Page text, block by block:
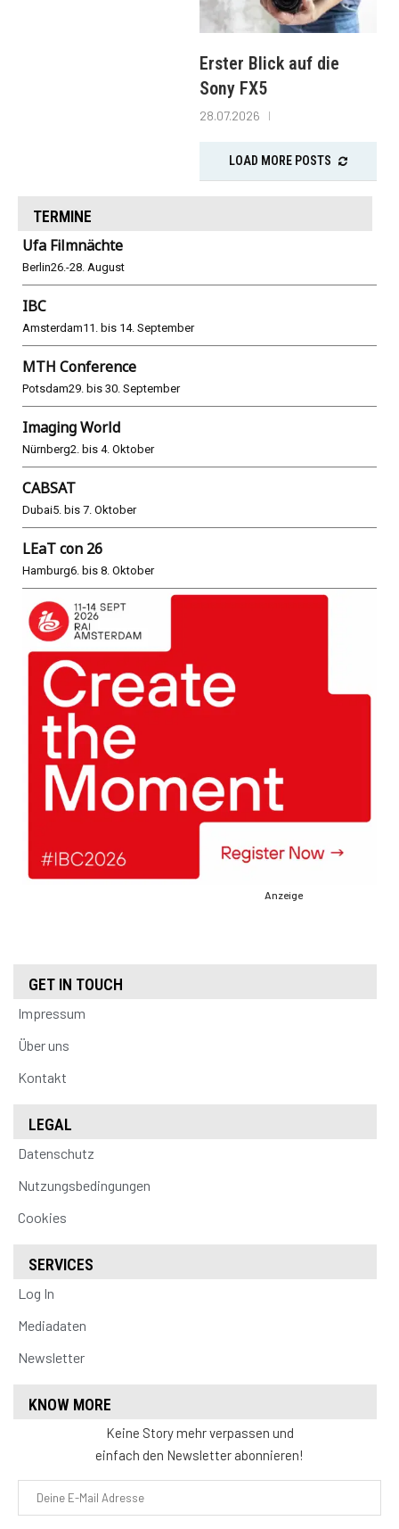
Erster Blick auf die
Sony FX5
28.07.2026
LOAD MORE POSTS
TERMINE
Ufa Filmnächte
Berlin26.-28. August
IBC
Amsterdam11. bis 14. September
MTH Conference
Potsdam29. bis 30. September
Imaging World
Nürnberg2. bis 4. Oktober
CABSAT
Dubai5. bis 7. Oktober
LEaT con 26
Hamburg6. bis 8. Oktober
Anzeige
GET IN TOUCH
Impressum
Über uns
Kontakt
LEGAL
Datenschutz
Nutzungsbedingungen
Cookies
SERVICES
Log In
Mediadaten
Newsletter
KNOW MORE
Keine Story mehr verpassen und
einfach den Newsletter abonnieren!